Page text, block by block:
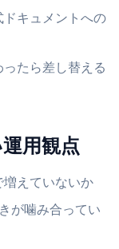
ドキュメントへの
ったら差し替える
用観点
えていないか
が噛み合ってい